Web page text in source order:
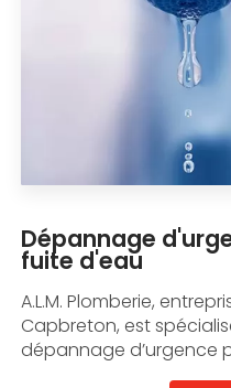
Dépannage
fuite d'eau
A.L.M. Plomberie,
Capbreton, est
dépannage d’urgence